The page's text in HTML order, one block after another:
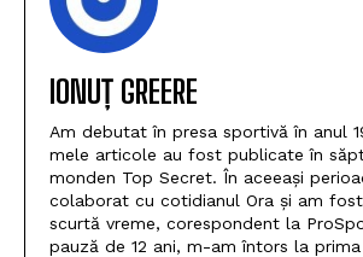
IONUȚ GREERE
Am debutat în presa sportivă în anul
mele articole au fost publicate în
monden Top Secret. În aceeași
colaborat cu cotidianul Ora și am
scurtă vreme, corespondent la
pauză de 12 ani, m-am întors la